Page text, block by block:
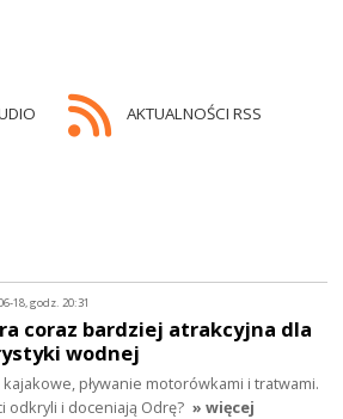
AKTUALNOŚCI RSS
18, godz. 20:31
coraz bardziej atrakcyjna dla
wodnej
pływanie motorówkami i tratwami.
odkryli i doceniają Odrę? » więcej